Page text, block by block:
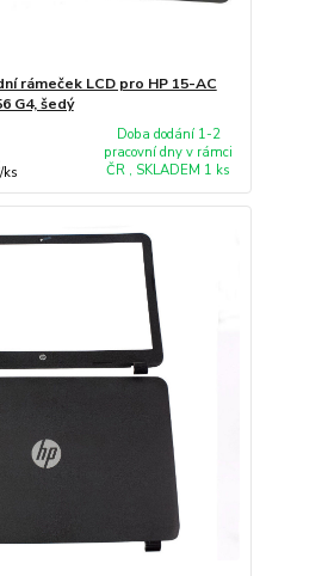
rámeček LCD pro HP 15-AC
G4, šedý
/ks
Doba dodání 1-2
pracovní dny v rámci
ČR , SKLADEM 1 ks